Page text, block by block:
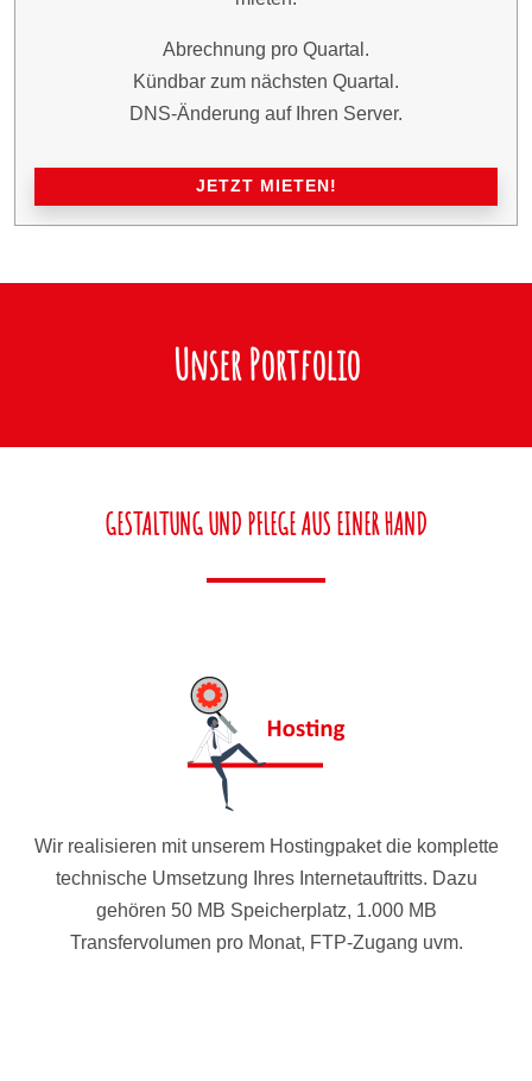
Abrechnung pro Quartal.
Kündbar zum nächsten Quartal.
DNS-Änderung auf Ihren Server.
JETZT MIETEN!
Unser Portfolio
GESTALTUNG UND PFLEGE AUS EINER HAND
Wir realisieren mit unserem Hostingpaket die komplette
technische Umsetzung Ihres Internetauftritts. Dazu
gehören 50 MB Speicherplatz, 1.000 MB
Transfervolumen pro Monat, FTP-Zugang uvm.